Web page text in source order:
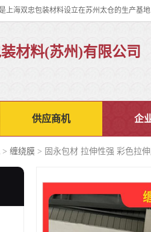
材料(苏州)有限公司
供应商机 企
> 缠绕膜 > 固永包材 拉伸性强 彩色拉